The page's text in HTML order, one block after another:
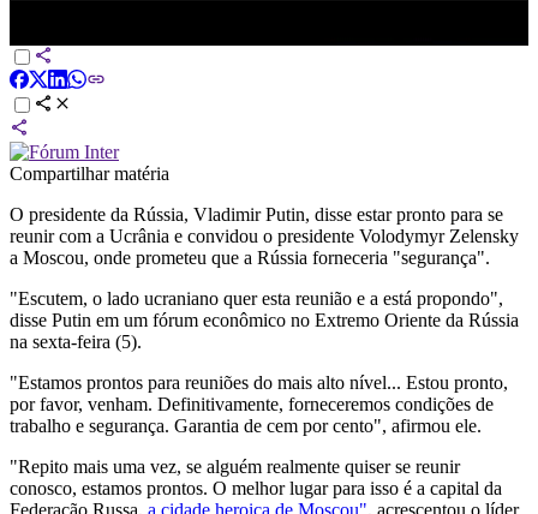
Compartilhar matéria
O presidente da Rússia, Vladimir Putin, disse estar pronto para se
reunir com a Ucrânia e convidou o presidente Volodymyr Zelensky
a Moscou, onde prometeu que a Rússia forneceria "segurança".
"Escutem, o lado ucraniano quer esta reunião e a está propondo",
disse Putin em um fórum econômico no Extremo Oriente da Rússia
na sexta-feira (5).
"Estamos prontos para reuniões do mais alto nível... Estou pronto,
por favor, venham. Definitivamente, forneceremos condições de
trabalho e segurança. Garantia de cem por cento", afirmou ele.
"Repito mais uma vez, se alguém realmente quiser se reunir
conosco, estamos prontos. O melhor lugar para isso é a capital da
Federação Russa, a cidade heroica de Moscou", acrescentou o líder